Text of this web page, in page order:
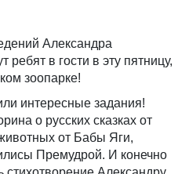
Александра
в гости в эту пятницу,
зоопарке!
интересные задания!
о русских сказках от
от Бабы Яги,
Премудрой. И конечно